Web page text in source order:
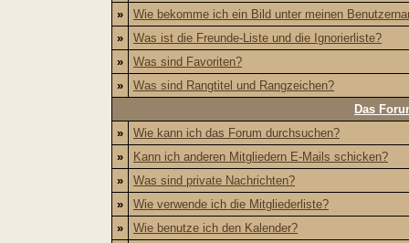
»
Wie bekomme ich ein Bild unter meinen
»
Was ist die Freunde-Liste und die Ignorierliste?
»
Was sind Favoriten?
»
Was sind Rangtitel und Rangzeichen?
Das
»
Wie kann ich das Forum durchsuchen?
»
Kann ich anderen Mitgliedern E-Mails schicken?
»
Was sind private Nachrichten?
»
Wie verwende ich die Mitgliederliste?
»
Wie benutze ich den Kalender?